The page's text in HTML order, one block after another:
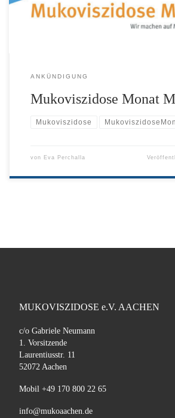
ANKÜNDIGUNG
Mukoviszidose Monat
Mukoviszidose
von Eva Perchalla
MUKOVISZIDOSE e.V. AACHEN
c/o Gabriele Neumann
1. Vorsitzende
Laurentiusstr. 11
52072 Aachen
Mobil +49 170 800 22 65
info@mukoaachen.de